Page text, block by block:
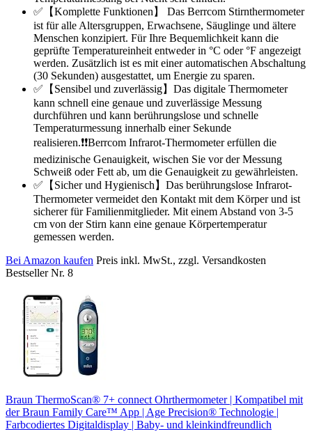
✅【Komplette Funktionen】 Das Berrcom Stirnthermometer
ist für alle Altersgruppen, Erwachsene, Säuglinge und ältere
Menschen konzipiert. Für Ihre Bequemlichkeit kann die
geprüfte Temperatureinheit entweder in °C oder °F angezeigt
werden. Zusätzlich ist es mit einer automatischen Abschaltung
(30 Sekunden) ausgestattet, um Energie zu sparen.
✅【Sensibel und zuverlässig】Das digitale Thermometer
kann schnell eine genaue und zuverlässige Messung
durchführen und kann berührungslose und schnelle
Temperaturmessung innerhalb einer Sekunde
realisieren.❗❗Berrcom Infrarot-Thermometer erfüllen die
medizinische Genauigkeit, wischen Sie vor der Messung
Schweiß oder Fett ab, um die Genauigkeit zu gewährleisten.
✅【Sicher und Hygienisch】Das berührungslose Infrarot-
Thermometer vermeidet den Kontakt mit dem Körper und ist
sicherer für Familienmitglieder. Mit einem Abstand von 3-5
cm von der Stirn kann eine genaue Körpertemperatur
gemessen werden.
Bei Amazon kaufen Preis inkl. MwSt., zzgl. Versandkosten
Bestseller Nr. 8
Braun ThermoScan® 7+ connect Ohrthermometer | Kompatibel mit
der Braun Family Care™ App | Age Precision® Technologie |
Farbcodiertes Digitaldisplay | Baby- und kleinkindfreundlich